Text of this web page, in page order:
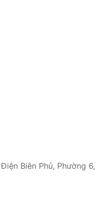
Điện Biên Phủ, Phường 6,